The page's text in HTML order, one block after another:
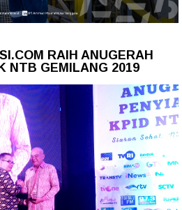
RAIH ANUGERAH
NTB GEMILANG 2019